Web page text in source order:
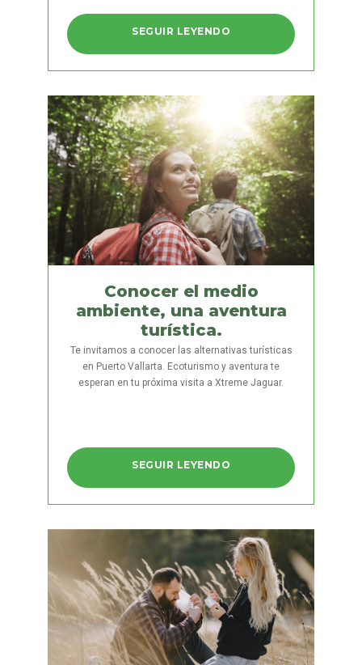
SEGUIR LEYENDO
Conocer el medio
ambiente, una aventura
turística.
Te invitamos a conocer las alternativas turísticas
en Puerto Vallarta. Ecoturismo y aventura te
esperan en tu próxima visita a Xtreme Jaguar.
SEGUIR LEYENDO